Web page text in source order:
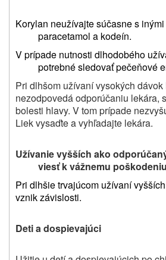
Korylan neužívajtesúčasne s
paracetamol a kodeín.
V prípade nutnosti dlhodobého
potrebné sledovať pečeňové
Pri dlhšom užívaní vysokých
nezodpovedá odporúčaniu lekára,
bolesti hlavy. V tom prípade
Liek vysaďte a vyhľadajte lekára.
Užívanie vyšších ako
viesť k vážnemu
Pri dlhšie trvajúcom užívaní
vznik závislosti.
Deti a dospievajúci